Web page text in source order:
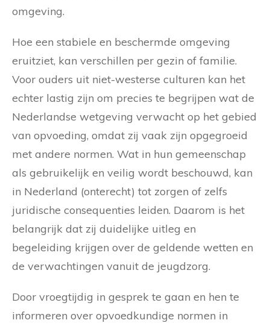
omgeving.
Hoe een stabiele en beschermde omgeving
eruitziet, kan verschillen per gezin of familie.
Voor ouders uit niet-westerse culturen kan het
echter lastig zijn om precies te begrijpen wat de
Nederlandse wetgeving verwacht op het gebied
van opvoeding, omdat zij vaak zijn opgegroeid
met andere normen. Wat in hun gemeenschap
als gebruikelijk en veilig wordt beschouwd, kan
in Nederland (onterecht) tot zorgen of zelfs
juridische consequenties leiden. Daarom is het
belangrijk dat zij duidelijke uitleg en
begeleiding krijgen over de geldende wetten en
de verwachtingen vanuit de jeugdzorg.
Door vroegtijdig in gesprek te gaan en hen te
informeren over opvoedkundige normen in